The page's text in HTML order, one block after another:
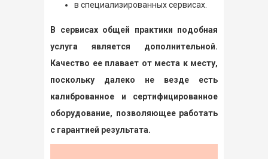
в специализированных сервисах.
В сервисах общей практики подобная
услуга является дополнительной.
Качество ее плавает от места к месту,
поскольку далеко не везде есть
калиброванное и сертифицированное
оборудование, позволяющее работать
с гарантией результата.